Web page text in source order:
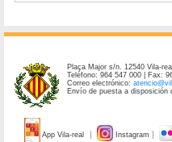
Plaça Major s/n. 12540 Vila-
Teléfono: 964 547 000 | Fax:
Correo electrónico:
Envío de puesta a disposición
App Vila-real Instagram